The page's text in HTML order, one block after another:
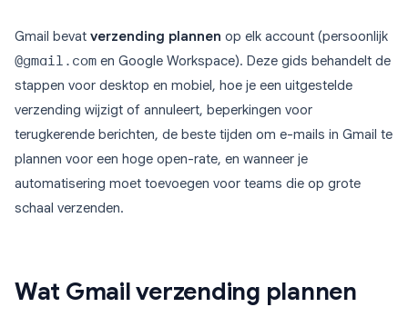
Gmail bevat verzending plannen op elk account (persoonlijk
@gmail.com en Google Workspace). Deze gids behandelt de
stappen voor desktop en mobiel, hoe je een uitgestelde
verzending wijzigt of annuleert, beperkingen voor
terugkerende berichten, de beste tijden om e-mails in Gmail te
plannen voor een hoge open-rate, en wanneer je
automatisering moet toevoegen voor teams die op grote
schaal verzenden.
Wat Gmail verzending plannen